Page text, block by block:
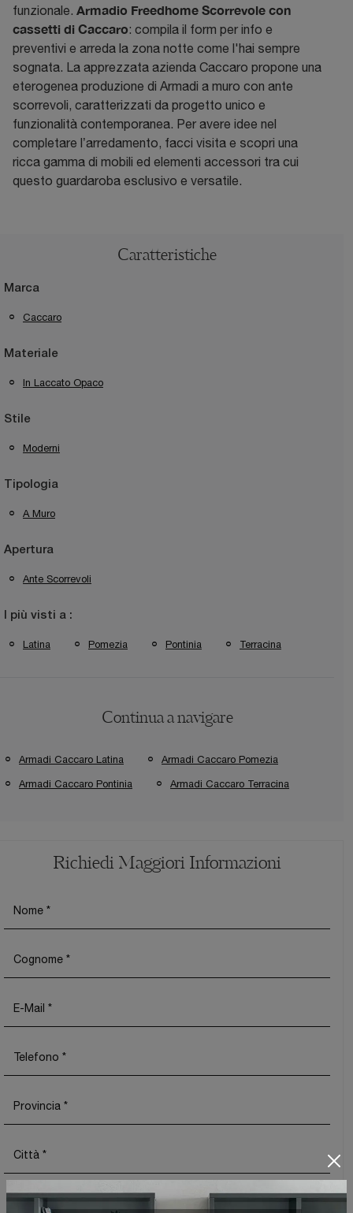
funzionale. Armadio Freedhome Scorrevole con
cassetti di Caccaro: compila il form per info e
preventivi e arreda la zona notte come l'hai sempre
sognata. La apprezzata azienda Caccaro propone una
eterogenea produzione di Armadi a muro con ante
scorrevoli, caratterizzati da progetto unico e
funzionalità contemporanea. Per avere idee nel
completare l’arredamento, facci visita e scopri una
ricca gamma di mobili ed elementi accessori tra cui
questo guardaroba esclusivo e versatile.
Caratteristiche
Marca
Caccaro
Materiale
In Laccato Opaco
Stile
Moderni
Tipologia
A Muro
Apertura
Ante Scorrevoli
I più visti a :
Latina Pomezia Pontinia Terracina
Continua a navigare
Armadi Caccaro Latina Armadi Caccaro Pomezia
Armadi Caccaro Pontinia Armadi Caccaro Terracina
Richiedi Maggiori Informazioni